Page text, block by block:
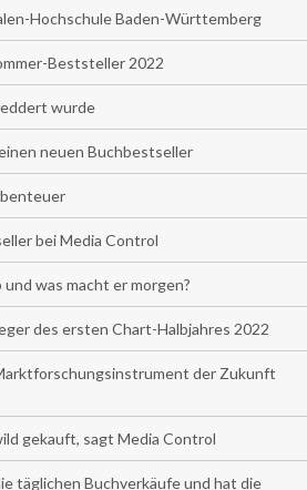
Hochschule Baden-Württemberg
Beststeller 2022
wurde
neuen Buchbestseller
bei Media Control
was macht er morgen?
des ersten Chart-Halbjahres 2022
der Zukunft
gekauft, sagt Media Control
täglichen Buchverkäufe und hat die